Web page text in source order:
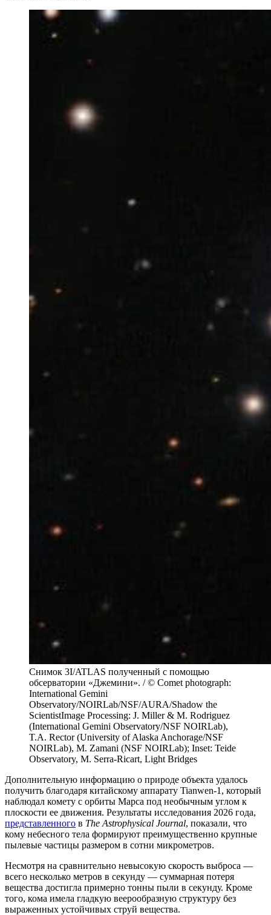
Снимок 3I/ATLAS полученный с помощью
обсерватории «Джемини». / © Comet photograph:
International Gemini
Observatory/NOIRLab/NSF/AURA/Shadow the
ScientistImage Processing: J. Miller & M. Rodriguez
(International Gemini Observatory/NSF NOIRLab),
T.A. Rector (University of Alaska Anchorage/NSF
NOIRLab), M. Zamani (NSF NOIRLab); Inset: Teide
Observatory, M. Serra-Ricart, Light Bridges
Дополнительную информацию о природе объекта удалось
получить благодаря китайскому аппарату Tianwen-1, который
наблюдал комету с орбиты Марса под необычным углом к
плоскости ее движения. Результаты исследования 2026 года,
представленного в The Astrophysical Journal, показали, что
кому небесного тела формируют преимущественно крупные
пылевые частицы размером в сотни микрометров.
Несмотря на сравнительно невысокую скорость выброса —
всего несколько метров в секунду — суммарная потеря
вещества достигла примерно тонны пыли в секунду. Кроме
того, кома имела гладкую веерообразную структуру без
выраженных устойчивых струй вещества.